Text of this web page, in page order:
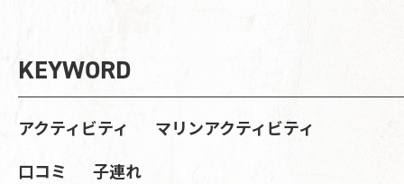
KEYWORD
アクティビティ
マリンアクティビティ
口コミ
子連れ